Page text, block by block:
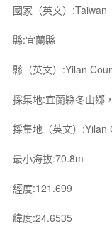
國家（英文）:Taiwan
縣:宜蘭縣
縣（英文）:Yilan
採集地:宜蘭縣冬山鄉
採集地（英文）
最小海拔:70.8m
經度:121.699
緯度:24.6535